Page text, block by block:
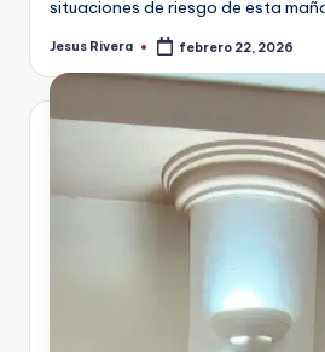
situaciones de riesgo de esta
Publicado
Jesus Rivera febrero 22, 2026